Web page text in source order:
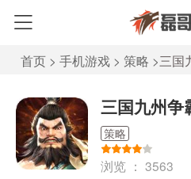
首页 > 手机游戏 > 策略 >三国
三国九州争
策略
浏览 ： 3563